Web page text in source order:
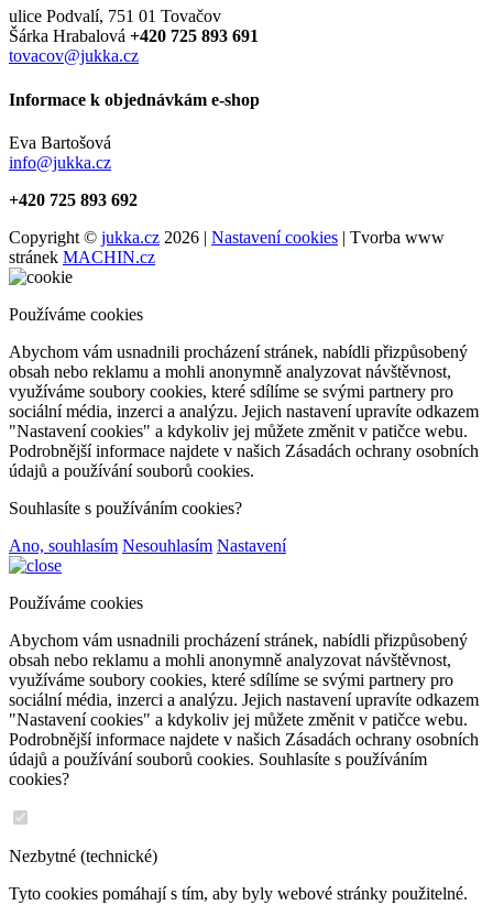
ulice Podvalí, 751 01 Tovačov
Šárka Hrabalová +420 725 893 691
tovacov@jukka.cz
Informace k objednávkám e-shop
Eva Bartošová
info@jukka.cz
+420 725 893 692
Copyright © jukka.cz 2026 | Nastavení cookies | Tvorba www
stránek MACHIN.cz
Používáme cookies
Abychom vám usnadnili procházení stránek, nabídli přizpůsobený
obsah nebo reklamu a mohli anonymně analyzovat návštěvnost,
využíváme soubory cookies, které sdílíme se svými partnery pro
sociální média, inzerci a analýzu. Jejich nastavení upravíte odkazem
"Nastavení cookies" a kdykoliv jej můžete změnit v patičce webu.
Podrobnější informace najdete v našich Zásadách ochrany osobních
údajů a používání souborů cookies.
Souhlasíte s používáním cookies?
Ano, souhlasím Nesouhlasím Nastavení
Používáme cookies
Abychom vám usnadnili procházení stránek, nabídli přizpůsobený
obsah nebo reklamu a mohli anonymně analyzovat návštěvnost,
využíváme soubory cookies, které sdílíme se svými partnery pro
sociální média, inzerci a analýzu. Jejich nastavení upravíte odkazem
"Nastavení cookies" a kdykoliv jej můžete změnit v patičce webu.
Podrobnější informace najdete v našich Zásadách ochrany osobních
údajů a používání souborů cookies. Souhlasíte s používáním
cookies?
Nezbytné (technické)
Tyto cookies pomáhají s tím, aby byly webové stránky použitelné.